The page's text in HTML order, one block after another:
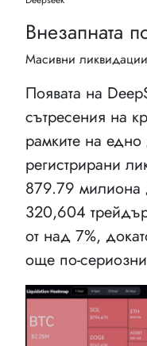
Внезапната
Масивни
Появата на
сътресения на
рамките на
регистрирани
879.79 милиона
320,604
от над 7%,
още по-